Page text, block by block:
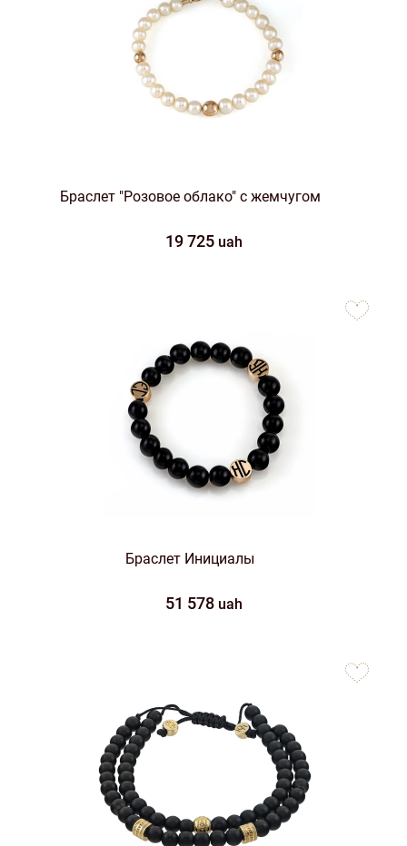
Браслет "Розовое облако" с жемчугом
19 725 uah
Браслет Инициалы
51 578 uah
favorites
favorites